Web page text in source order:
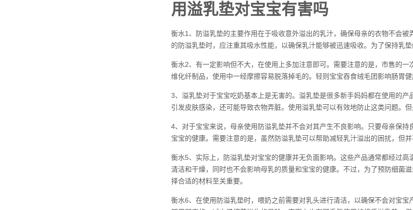
用溢乳垫对宝宝有害吗
衡水1、防溢乳垫的主要作用在于吸收意外溢出的乳汁，确保母亲的衣物不会
的防溢乳垫时，应注重其吸水性能，以确保乳汁能够被迅速吸收。为了保持乳
衡水2、有一定影响但不大，在使用上多加注意即可。需要注意的是，市售的
维化纤制品，使用中一经摩擦容易脱落掉毛的。轻则宝宝吞食绒毛团影响肠胃
3、溢乳垫对于宝宝吃奶基本上是无害的。溢乳垫是很多新手妈妈都在使用的
引发皮肤感染，还可能导致衣物弄脏。使用溢乳垫可以有效地防止这类问题。
4、对于宝宝来说，母亲使用防溢乳垫并不会对其产生不良影响。只要母亲保
宝宝的健康。需要注意的是，虽然防溢乳垫可以帮助减轻乳汁溢出的困扰，但
衡水5、实际上，防溢乳垫对宝宝的健康并无负面影响。这些产品通常都经过
清洁和干燥，同时也不会影响母乳的质量和宝宝的健康。不过，为了预防细菌
择合适的材料至关重要。
衡水6、在使用防溢乳垫时，喂奶之前需要对乳头进行清洁，以确保不会对宝